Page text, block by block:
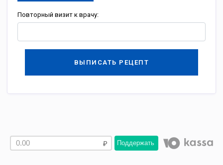
Повторный визит к врачу:
ВЫПИСАТЬ РЕЦЕПТ
Поддержать